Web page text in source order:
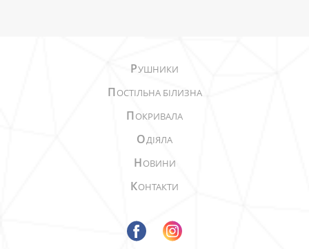
РУШНИКИ
ПОСТІЛЬНА БІЛИЗНА
ПОКРИВАЛА
ОДІЯЛА
НОВИНИ
КОНТАКТИ